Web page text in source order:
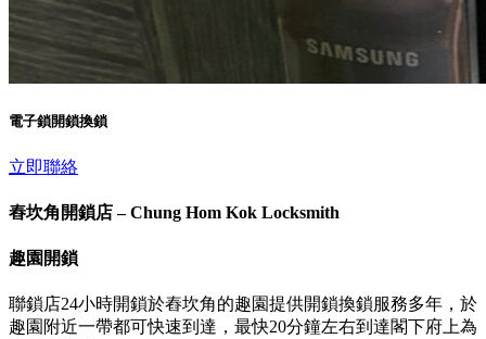
電子鎖開鎖換鎖
立即聯絡
舂坎角開鎖店 – Chung Hom Kok Locksmith
趣園開鎖
聯鎖店24小時開鎖於舂坎角的趣園提供開鎖換鎖服務多年，於
趣園附近一帶都可快速到達，最快20分鐘左右到達閣下府上為